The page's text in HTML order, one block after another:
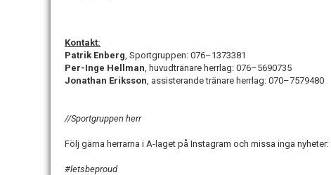
Kontakt:
Patrik Enberg, Sportgruppen: 076–1373381
Per-Inge Hellman, huvudtränare herrlag: 076–5690735
Jonathan Eriksson, assisterande tränare herrlag: 070–7579480
//Sportgruppen herr
Följ gärna herrarna i A-laget på Instagram och missa inga nyheter:
#letsbeproud